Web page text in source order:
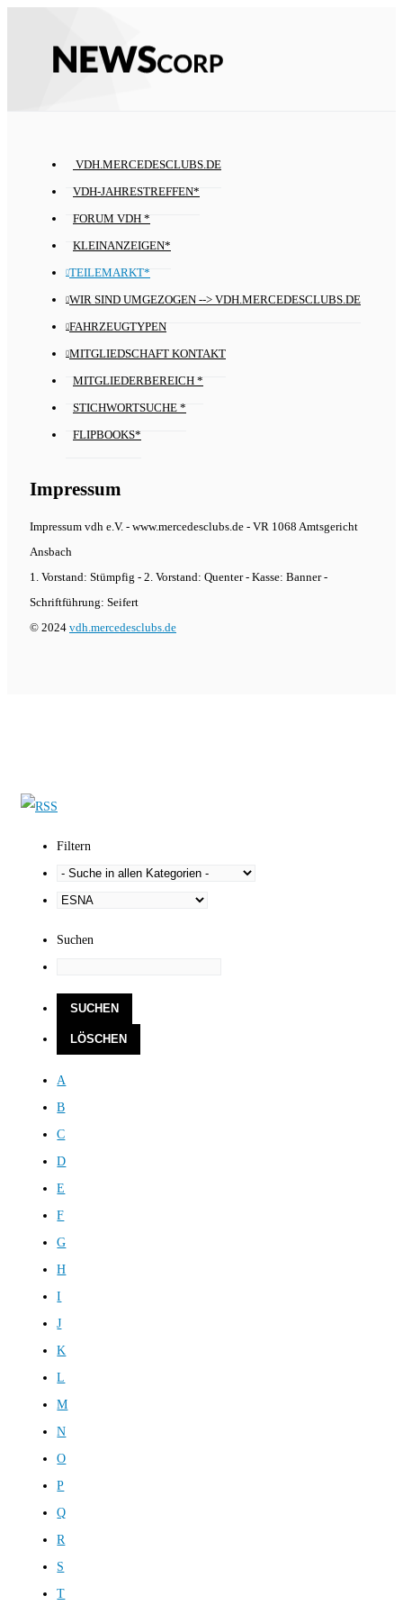
VDH.MERCEDESCLUBS.DE
VDH-JAHRESTREFFEN*
FORUM VDH *
KLEINANZEIGEN*
TEILEMARKT*
WIR SIND UMGEZOGEN --> VDH.MERCEDESCLUBS.DE
FAHRZEUGTYPEN
MITGLIEDSCHAFT KONTAKT
MITGLIEDERBEREICH *
STICHWORTSUCHE *
FLIPBOOKS*
Impressum
Impressum vdh e.V. - www.mercedesclubs.de - VR 1068 Amtsgericht
Ansbach
1. Vorstand: Stümpfig - 2. Vorstand: Quenter - Kasse: Banner -
Schriftführung: Seifert
© 2024 vdh.mercedesclubs.de
Filtern
Suchen
A
B
C
D
E
F
G
H
I
J
K
L
M
N
O
P
Q
R
S
T